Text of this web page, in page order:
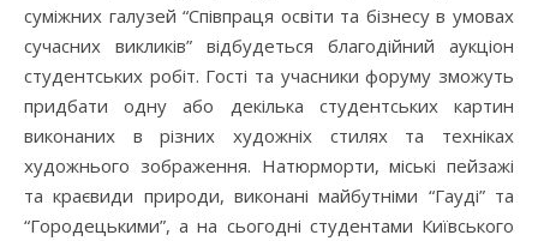
суміжних галузей “Співпраця освіти та бізнесу в умовах
сучасних викликів” відбудеться благодійний аукціон
студентських робіт. Гості та учасники форуму зможуть
придбати одну або декілька студентських картин
виконаних в різних художніх стилях та техніках
художнього зображення. Натюрморти, міські пейзажі
та краєвиди природи, виконані майбутніми “Гауді” та
“Городецькими”, а на сьогодні студентами Київського